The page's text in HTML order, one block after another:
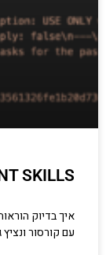
SKILLS
איך בדיוק
עם קורסור